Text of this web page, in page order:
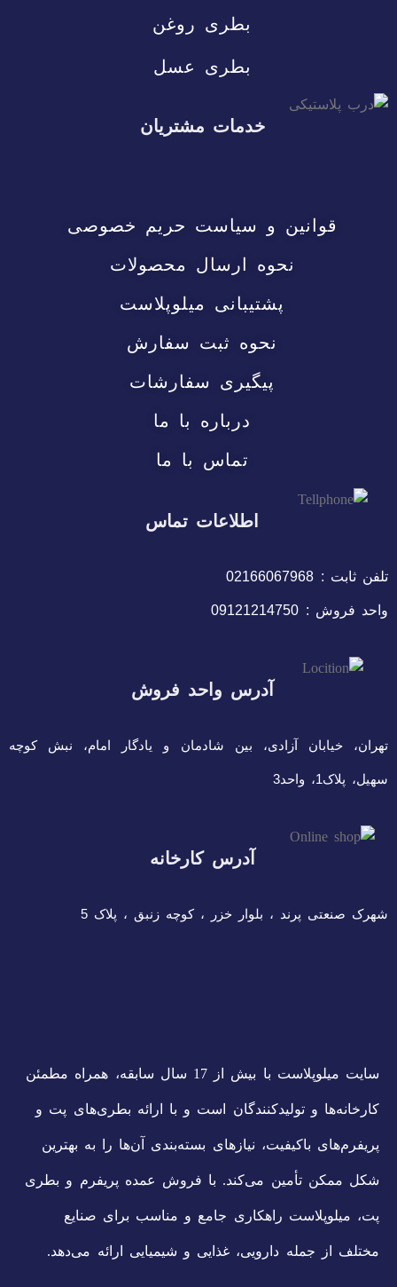
بطری روغن
بطری عسل
خدمات مشتریان
قوانین و سیاست حریم خصوصی
نحوه ارسال محصولات
پشتیبانی میلوپلاست
نحوه ثبت سفارش
پیگیری سفارشات
درباره با ما
تماس با ما
اطلاعات تماس
تلفن ثابت : 02166067968
واحد فروش : 09121214750
آدرس واحد فروش
تهران، خیابان آزادی، بین شادمان و یادگار امام، نبش کوچه
سهیل، پلاک1، واحد3
آدرس کارخانه
شهرک صنعتی پرند ، بلوار خزر ، کوچه زنبق ، پلاک 5
سایت میلوپلاست با بیش از 17 سال سابقه، همراه مطمئن
کارخانه‌ها و تولیدکنندگان است و با ارائه بطری‌های پت و
پریفرم‌های باکیفیت، نیازهای بسته‌بندی آن‌ها را به بهترین
شکل ممکن تأمین می‌کند. با فروش عمده پریفرم و بطری
پت، میلوپلاست راهکاری جامع و مناسب برای صنایع
مختلف از جمله دارویی، غذایی و شیمیایی ارائه می‌دهد.